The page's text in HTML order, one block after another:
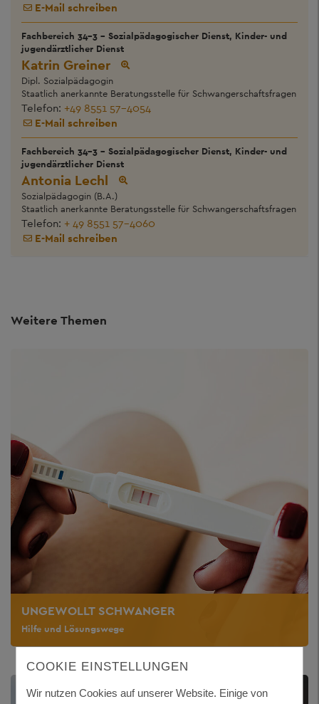
E-Mail schreiben
Fachbereich 34-3 - Sozialpädagogischer Dienst, Kinder- und
jugendärztlicher Dienst
Katrin Greiner
Dipl. Sozialpädagogin
Staatlich anerkannte Beratungsstelle für Schwangerschaftsfragen
Telefon: +49 8551 57-4054
E-Mail schreiben
Fachbereich 34-3 - Sozialpädagogischer Dienst, Kinder- und
jugendärztlicher Dienst
Antonia Lechl
Sozialpädagogin (B.A.)
Staatlich anerkannte Beratungsstelle für Schwangerschaftsfragen
Telefon: + 49 8551 57-4060
E-Mail schreiben
Weitere Themen
UNGEWOLLT SCHWANGER
Hilfe und Lösungswege
COOKIE EINSTELLUNGEN
Wir nutzen Cookies auf unserer Website. Einige von